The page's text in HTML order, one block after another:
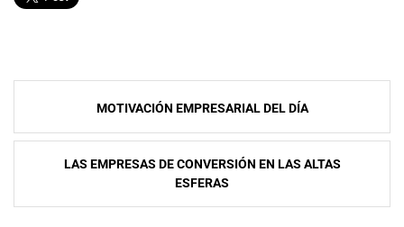
Navegación
de
entradas
MOTIVACIÓN EMPRESARIAL DEL DÍA
LAS EMPRESAS DE CONVERSIÓN EN LAS ALTAS
ESFERAS